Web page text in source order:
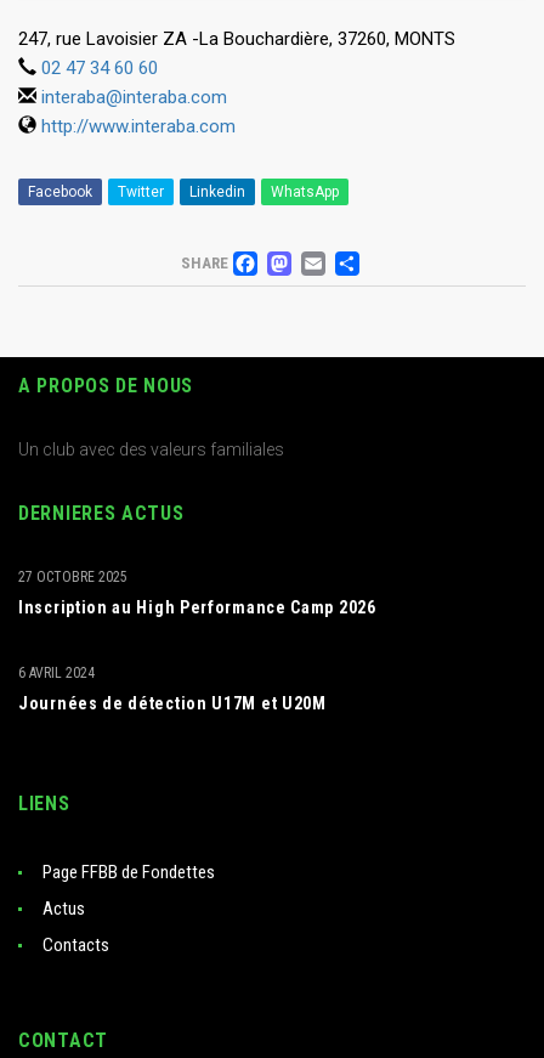
247, rue Lavoisier ZA -La Bouchardière, 37260, MONTS
02 47 34 60 60
interaba@interaba.com
http://www.interaba.com
Facebook Twitter Linkedin WhatsApp
SHARE FACEBOOK
MASTODON
EMAIL
PARTAGER
A PROPOS DE NOUS
Un club avec des valeurs familiales
DERNIERES ACTUS
Inscription au High Performance Camp 2026
27 OCTOBRE 2025
Journées de détection U17M et U20M
6 AVRIL 2024
LIENS
Page FFBB de Fondettes
Actus
Contacts
CONTACT